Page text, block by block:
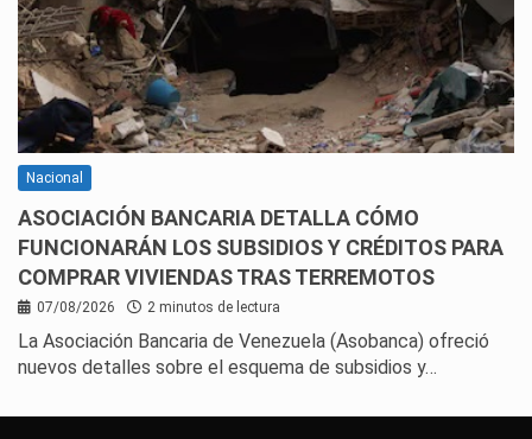
Nacional
ASOCIACIÓN BANCARIA DETALLA CÓMO
FUNCIONARÁN LOS SUBSIDIOS Y CRÉDITOS PARA
COMPRAR VIVIENDAS TRAS TERREMOTOS
07/08/2026 2 minutos de lectura
La Asociación Bancaria de Venezuela (Asobanca) ofreció
nuevos detalles sobre el esquema de subsidios y…